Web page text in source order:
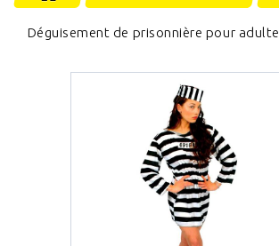
Déguisement de prisonnière pour adulte